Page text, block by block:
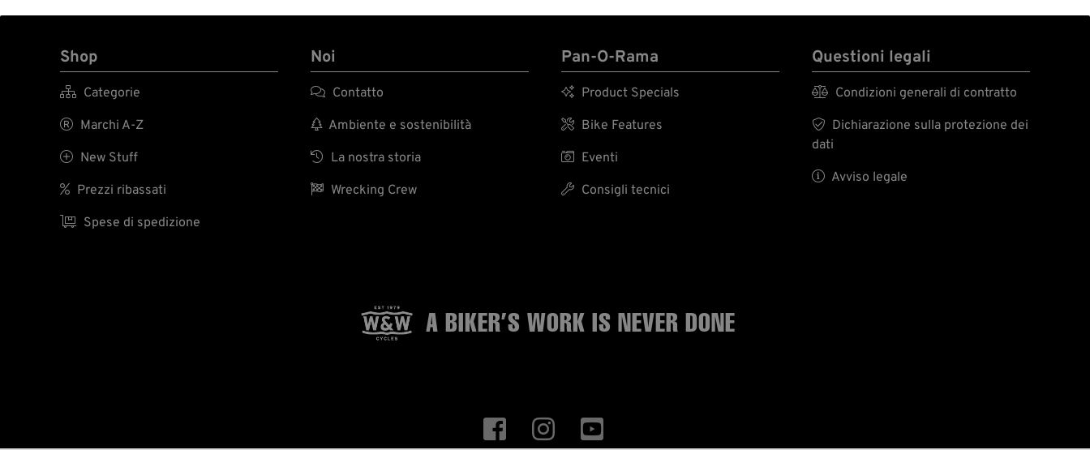
Shop
 Categorie
 Marchi A-Z
 New Stuff
 Prezzi ribassati
 Spese di spedizione
Noi
 Contatto
 Ambiente e sostenibilità
 La nostra storia
 Wrecking Crew
Pan-O-Rama
 Product Specials
 Bike Features
 Eventi
 Consigli tecnici
Questioni legali
 Condizioni generali di contratto

Dichiarazione sulla protezione dei
dati
 Avviso legale
A BIKER’S WORK IS NEVER DONE
  